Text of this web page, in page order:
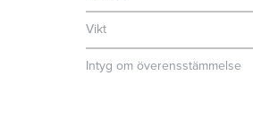
Vikt
Intyg om överensstämmelse